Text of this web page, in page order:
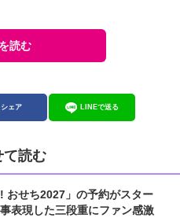
読む
シェア LINEで送る
て読む
おせち2027」の予約がスター
表現した三段重にファン感激